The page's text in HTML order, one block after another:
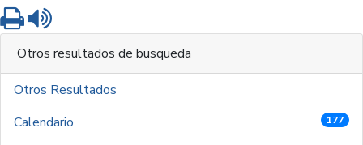
Imprimir
Otros resultados de busqueda
Otros Resultados
Calendario
177